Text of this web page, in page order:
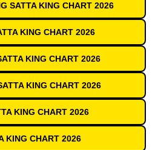
SATTA KING CHART 2026
KING CHART 2026
KING CHART 2026
KING CHART 2026
KING CHART 2026
KING CHART 2026